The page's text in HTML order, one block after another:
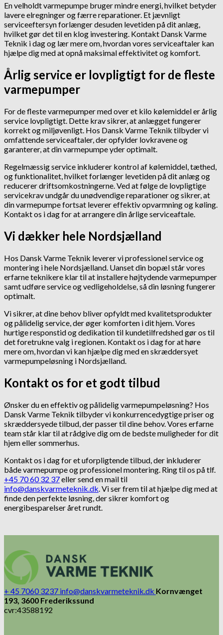
En velholdt varmepumpe bruger mindre energi, hvilket betyder
lavere elregninger og færre reparationer. Et jævnligt
serviceeftersyn forlænger desuden levetiden på dit anlæg,
hvilket gør det til en klog investering. Kontakt Dansk Varme
Teknik i dag og lær mere om, hvordan vores serviceaftaler kan
hjælpe dig med at opnå maksimal effektivitet og komfort.
Årlig service er lovpligtigt for de fleste
varmepumper
For de fleste varmepumper med over et kilo kølemiddel er årlig
service lovpligtigt. Dette krav sikrer, at anlægget fungerer
korrekt og miljøvenligt. Hos Dansk Varme Teknik tilbyder vi
omfattende serviceaftaler, der opfylder lovkravene og
garanterer, at din varmepumpe yder optimalt.
Regelmæssig service inkluderer kontrol af kølemiddel, tæthed,
og funktionalitet, hvilket forlænger levetiden på dit anlæg og
reducerer driftsomkostningerne. Ved at følge de lovpligtige
servicekrav undgår du unødvendige reparationer og sikrer, at
din varmepumpe fortsat leverer effektiv opvarmning og køling.
Kontakt os i dag for at arrangere din årlige serviceaftale.
Vi dækker hele Nordsjælland
Hos Dansk Varme Teknik leverer vi professionel service og
montering i hele Nordsjælland. Uanset din bopæl står vores
erfarne teknikere klar til at installere højtydende varmepumper
samt udføre service og vedligeholdelse, så din løsning fungerer
optimalt.
Vi sikrer, at dine behov bliver opfyldt med kvalitetsprodukter
og pålidelig service, der øger komforten i dit hjem. Vores
hurtige responstid og dedikation til kundetilfredshed gør os til
det foretrukne valg i regionen. Kontakt os i dag for at høre
mere om, hvordan vi kan hjælpe dig med en skræddersyet
varmepumpeløsning i Nordsjælland.
Kontakt os for et godt tilbud
Ønsker du en effektiv og pålidelig varmepumpeløsning? Hos
Dansk Varme Teknik tilbyder vi konkurrencedygtige priser og
skræddersyede tilbud, der passer til dine behov. Vores erfarne
team står klar til at rådgive dig om de bedste muligheder for dit
hjem eller sommerhus.
Kontakt os i dag for et uforpligtende tilbud, der inkluderer
både varmepumpe og professionel montering. Ring til os på tlf.
+45 70 60 32 37eller send en mail til
info@danskvarmeteknik.dk. Vi ser frem til at hjælpe dig med at
finde den perfekte løsning, der sikrer komfort og
energibesparelser året rundt.
+ 45 7060 3237 info@danskvarmeteknik.dk Kornvænget
193, 3600 Frederikssund
cvr:43588192